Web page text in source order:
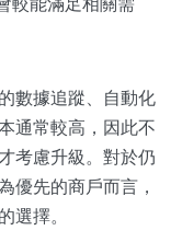
數據追蹤、自動化
通常較高，因此不
考慮升級。對於仍
優先的商戶而言，
選擇。